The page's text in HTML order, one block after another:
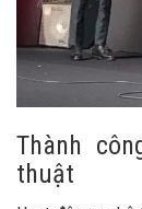
Thành
thuật